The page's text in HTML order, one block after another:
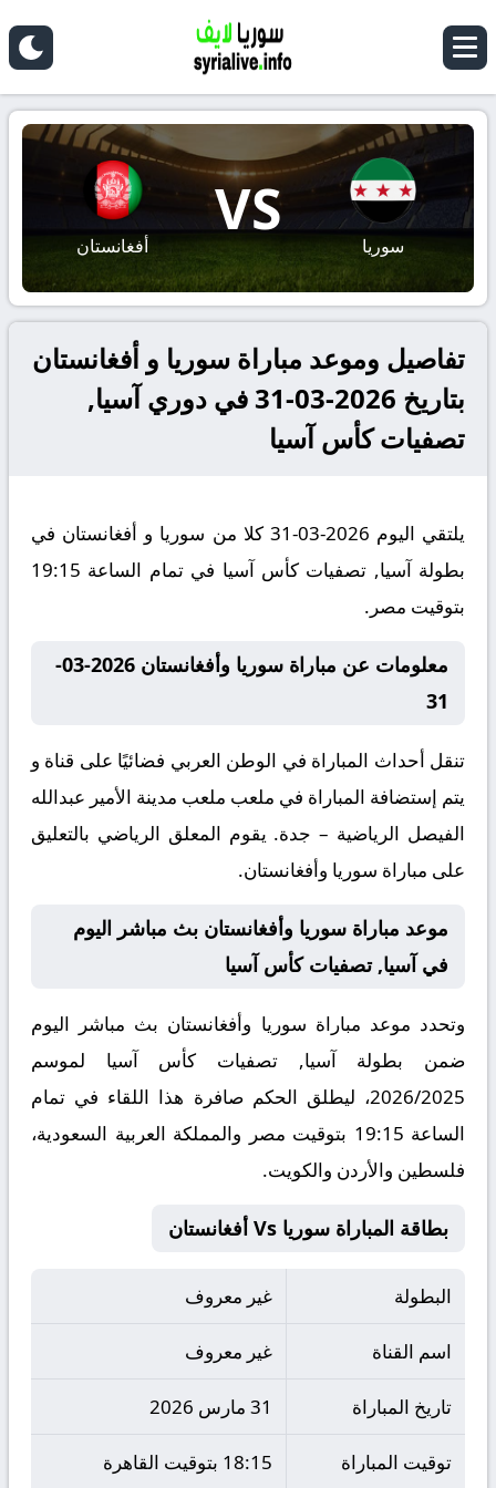
سوريا
VS
أفغانستان
تفاصيل وموعد مباراة سوريا و أفغانستان
بتاريخ 2026-03-31 في دوري آسيا,
تصفيات كأس آسيا
يلتقي اليوم 2026-03-31 كلا من سوريا و أفغانستان في
بطولة آسيا, تصفيات كأس آسيا في تمام الساعة 19:15
بتوقيت مصر.
معلومات عن مباراة سوريا وأفغانستان 2026-03-
31
تنقل أحداث المباراة في الوطن العربي فضائيًا على قناة و
يتم إستضافة المباراة في ملعب ملعب مدينة الأمير عبدالله
الفيصل الرياضية – جدة. يقوم المعلق الرياضي بالتعليق
على مباراة سوريا وأفغانستان.
موعد مباراة سوريا وأفغانستان بث مباشر اليوم
في آسيا, تصفيات كأس آسيا
وتحدد موعد مباراة سوريا وأفغانستان بث مباشر اليوم
ضمن بطولة آسيا, تصفيات كأس آسيا لموسم
2026/2025، ليطلق الحكم صافرة هذا اللقاء في تمام
الساعة 19:15 بتوقيت مصر والمملكة العربية السعودية،
فلسطين والأردن والكويت.
بطاقة المباراة سوريا Vs أفغانستان
البطولة غير معروف
اسم القناة غير معروف
تاريخ المباراة 31 مارس 2026
توقيت المباراة 18:15 بتوقيت القاهرة